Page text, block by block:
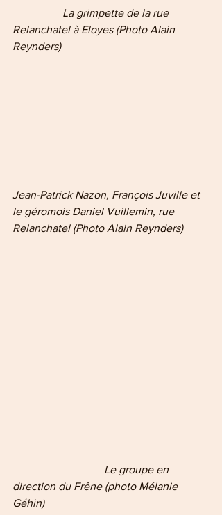
           La grimpette de la rue
Relanchatel à Eloyes (Photo Alain
Reynders)
Jean-Patrick Nazon, François Juville et
le géromois Daniel Vuillemin, rue
Relanchatel (Photo Alain Reynders)
           Le groupe en
direction du Frêne (photo Mélanie
Géhin)